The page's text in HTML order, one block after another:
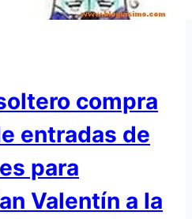
compra
entradas de
para
Valentín a la